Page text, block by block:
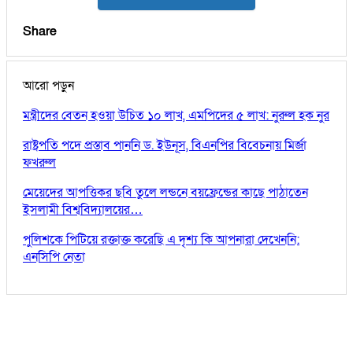
Share
আরো পড়ুন
মন্ত্রীদের বেতন হওয়া উচিত ১০ লাখ, এমপিদের ৫ লাখ: নুরুল হক নুর
রাষ্ট্রপতি পদে প্রস্তাব পাননি ড. ইউনূস, বিএনপির বিবেচনায় মির্জা
ফখরুল
মেয়েদের আপত্তিকর ছবি তুলে লন্ডনে বয়ফ্রেন্ডের কাছে পাঠাতেন
ইসলামী বিশ্ববিদ্যালয়ের…
পুলিশকে পিটিয়ে রক্তাক্ত করেছি এ দৃশ্য কি আপনারা দেখেননি:
এনসিপি নেতা